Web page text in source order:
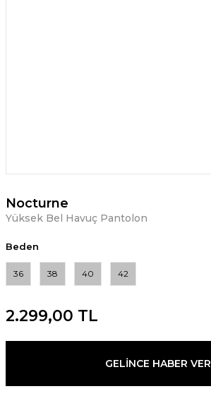
Nocturne
Yüksek Bel Havuç Pantolon
Beden
36 38 40 42
2.299,00 TL
GELİNCE HABER VER